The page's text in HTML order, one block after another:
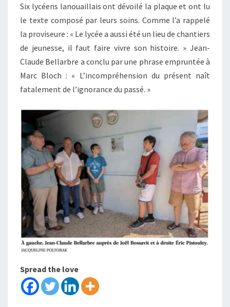
Six lycéens lanouaillais ont dévoilé la plaque et ont lu
le texte composé par leurs soins. Comme l’a rappelé
la proviseure : « Le lycée a aussi été un lieu de chantiers
de jeunesse, il faut faire vivre son histoire. » Jean-
Claude Bellarbre a conclu par une phrase empruntée à
Marc Bloch : « L’incompréhension du présent naît
fatalement de l’ignorance du passé. »
Spread the love